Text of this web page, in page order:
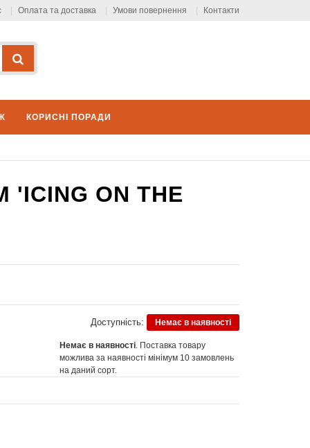
Оплата та доставка Умови повернення Контакти
КОРИСНІ ПОРАДИ
'ICING ON THE
Доступність: Немає в наявності
Немає в наявності. Поставка товару
можлива за наявності мінімум 10 замовлень
на даний сорт.